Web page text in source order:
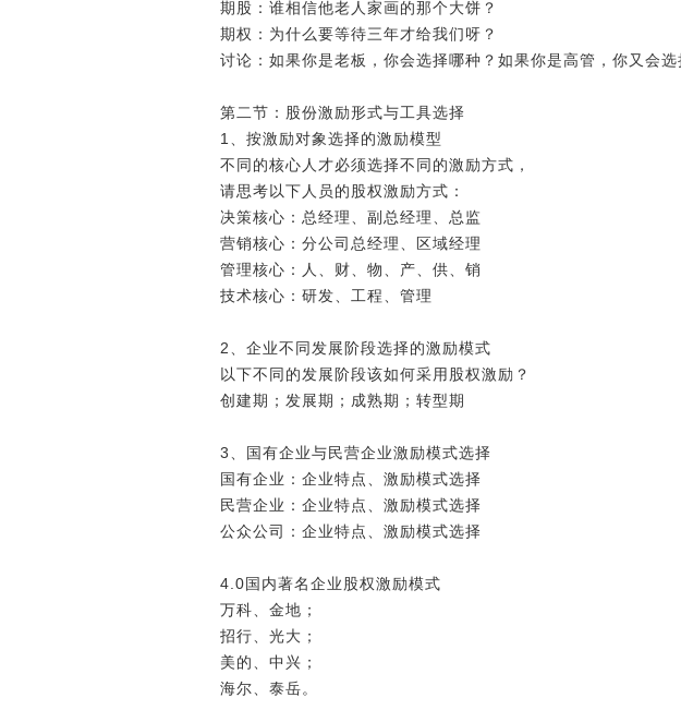
期股：谁相信他老人家画的那个大饼？
期权：为什么要等待三年才给我们呀？
讨论：如果你是老板，你会选择哪种？如果你是高管，你又会选
第二节：股份激励形式与工具选择
1、按激励对象选择的激励模型
不同的核心人才必须选择不同的激励方式，
请思考以下人员的股权激励方式：
决策核心：总经理、副总经理、总监
营销核心：分公司总经理、区域经理
管理核心：人、财、物、产、供、销
技术核心：研发、工程、管理
2、企业不同发展阶段选择的激励模式
以下不同的发展阶段该如何采用股权激励？
创建期；发展期；成熟期；转型期
3、国有企业与民营企业激励模式选择
国有企业：企业特点、激励模式选择
民营企业：企业特点、激励模式选择
公众公司：企业特点、激励模式选择
4.0国内著名企业股权激励模式
万科、金地；
招行、光大；
美的、中兴；
海尔、泰岳。